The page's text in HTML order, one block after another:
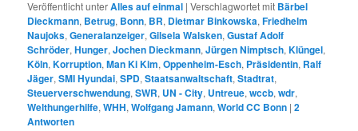
Veröffentlicht unterAlles auf einmal |Verschlagwortet mit Bärbel
Dieckmann, Betrug, Bonn, BR, Dietmar Binkowska,Friedhelm
Naujoks,Generalanzeiger,Gilsela Walsken,Gustaf Adolf
Schröder,Hunger,Jochen Dieckmann,Jürgen Nimptsch,Klüngel,
Köln,Korruption,Man Ki Kim,Oppenheim-Esch, Präsidentin, Ralf
Jäger,SMI Hyundai,SPD,Staatsanwaltschaft,Stadtrat,
Steuerverschwendung,SWR, UN - City, Untreue,wccb,wdr,
Welthungerhilfe,WHH,Wolfgang Jamann,World CC Bonn |2
Antworten